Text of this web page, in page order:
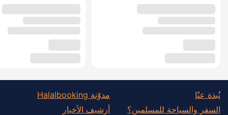
نُبذة عنّا
السفر والسياحة للمسلمين؟
مدوّنة Halalbooking
أرشيف الأخبار